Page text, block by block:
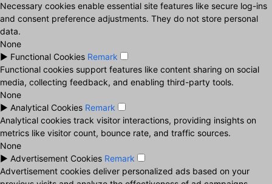
Necessary cookies enable essential site features like secure log-ins
and consent preference adjustments. They do not store personal
data.
None
► Functional Cookies Remark
Functional cookies support features like content sharing on social
media, collecting feedback, and enabling third-party tools.
None
► Analytical Cookies Remark
Analytical cookies track visitor interactions, providing insights on
metrics like visitor count, bounce rate, and traffic sources.
None
► Advertisement Cookies Remark
Advertisement cookies deliver personalized ads based on your